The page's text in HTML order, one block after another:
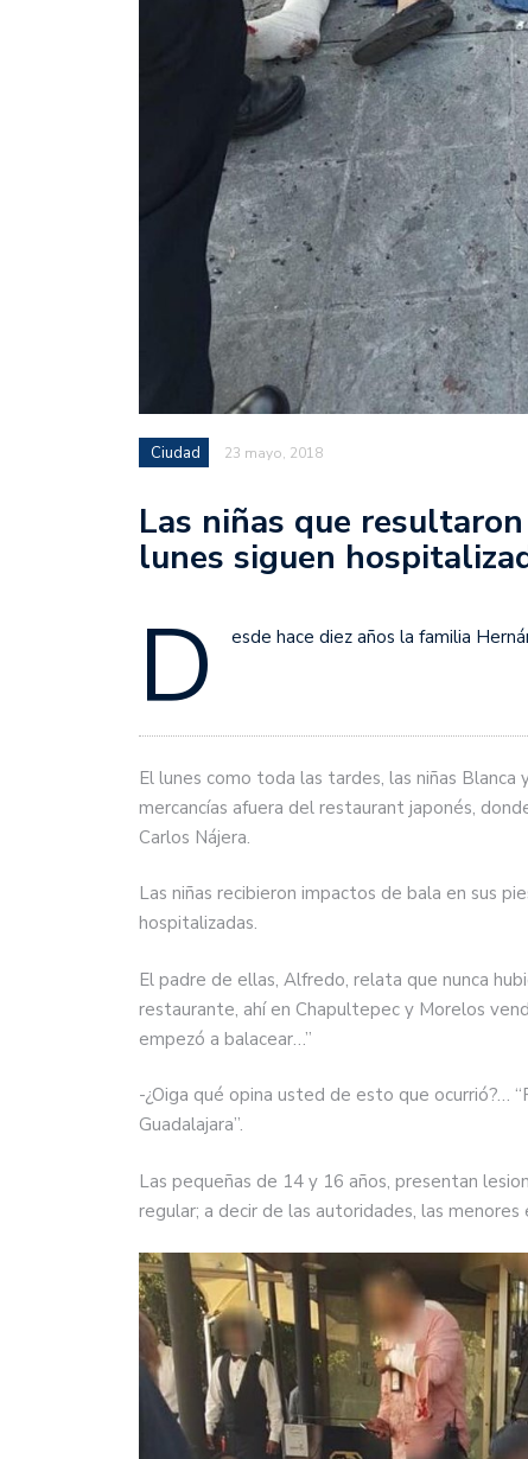
Ciudad 23 mayo, 2018
Las niñas que
lunes siguen
D esde hace diez años la familia
El lunes como toda las tardes, las niñas
mercancías afuera del restaurant japonés,
Carlos Nájera.
Las niñas recibieron impactos de bala en sus
hospitalizadas.
El padre de ellas, Alfredo, relata que nunca
restaurante, ahí en Chapultepec y Morelos
empezó a balacear…”
-¿Oiga qué opina usted de esto que ocurrió?…
Guadalajara”.
Las pequeñas de 14 y 16 años, presentan
regular; a decir de las autoridades, las